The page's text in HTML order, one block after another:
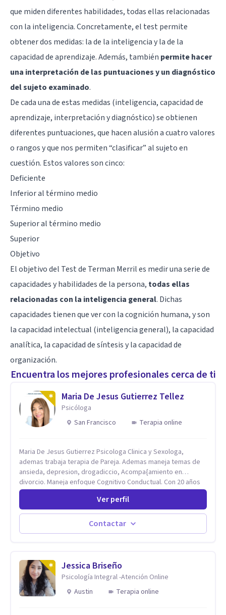
que miden diferentes habilidades, todas ellas relacionadas
con la inteligencia. Concretamente, el test permite
obtener dos medidas: la de la inteligencia y la de la
capacidad de aprendizaje. Además, también permite hacer
una interpretación de las puntuaciones y un diagnóstico
del sujeto examinado.
De cada una de estas medidas (inteligencia, capacidad de
aprendizaje, interpretación y diagnóstico) se obtienen
diferentes puntuaciones, que hacen alusión a cuatro valores
o rangos y que nos permiten “clasificar” al sujeto en
cuestión. Estos valores son cinco:
Deficiente
Inferior al término medio
Término medio
Superior al término medio
Superior
Objetivo
El objetivo del Test de Terman Merril es medir una serie de
capacidades y habilidades de la persona, todas ellas
relacionadas con la inteligencia general. Dichas
capacidades tienen que ver con la cognición humana, y son
la capacidad intelectual (inteligencia general), la capacidad
analítica, la capacidad de síntesis y la capacidad de
organización.
Encuentra los mejores profesionales cerca de ti
Maria De Jesus Gutierrez Tellez
Psicóloga
San Francisco
Terapia online
Maria De Jesus Gutierrez Psicologa Clinica y Sexologa,
ademas trabaja terapia de Pareja. Ademas maneja temas de
ansieda, depresion, drogadiccio, Acompa{amiento en
divorcio. Maneja enfoque Cognitivo Conductual. Con 20 años
de experiencia, constantemente capacitandose en las
diferntes areas de la Salud Mental.
Ver perfil
Contactar
Jessica Briseño
Psicología Integral -Atención Online
Austin
Terapia online